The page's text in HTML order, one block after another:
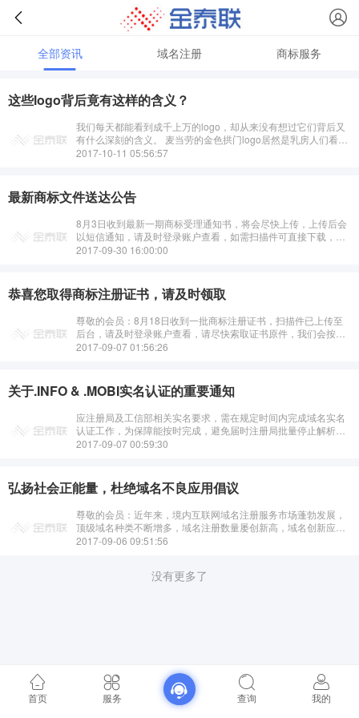
全部资讯 域名注册 商标服务
这些logo背后竟有这样的含义？
我们每天都能看到成千上万的logo，却从来没有想过它们背后又
有什么深刻的含义。 麦当劳的金色拱门logo居然是乳房人们看到
麦当劳的logo时总是会不假思索地认为麦当劳标志只不过是表示
2017-10-11 05:56:57
最新商标文件送达公告
8月3日收到最新一期商标受理通知书，将会尽快上传，上传后会
以短信通知，请及时登录账户查看，如需扫描件可直接下载，如
需要原件请索取，我们会按照先后尽快安排顺丰到付寄出！···
2017-09-30 16:00:00
恭喜您取得商标注册证书，请及时领取
尊敬的会员：8月18日收到一批商标注册证书，扫描件已上传至
后台，请及时登录账户查看，请尽快索取证书原件，我们会按照
先后尽快安排寄出！···
2017-09-07 01:56:26
关于.INFO & .MOBI实名认证的重要通知
应注册局及工信部相关实名要求，需在规定时间内完成域名实名
认证工作，为保障能按时完成，避免届时注册局批量停止解析为
您带来不便。请于6月8日之前在会员管理中心上传有效的.info &
2017-09-07 00:59:30
弘扬社会正能量，杜绝域名不良应用倡议
尊敬的会员：近年来，境内互联网域名注册服务市场蓬勃发展，
顶级域名种类不断增多，域名注册数量屡创新高，域名创新应用
层出不穷，为数字经济和“互联网+”创新发展提供了有效支撑。但
2017-09-06 09:51:56
没有更多了
首页 服务 查询 我的